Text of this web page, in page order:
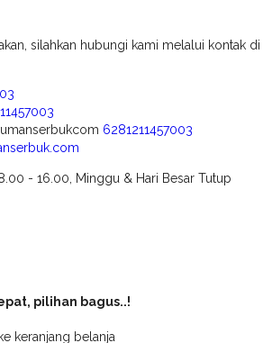
silahkan hubungi kami melalui kontak di
6281211457003
- 16.00, Minggu & Hari Besar Tutup
pilihan bagus..!
keranjang belanja